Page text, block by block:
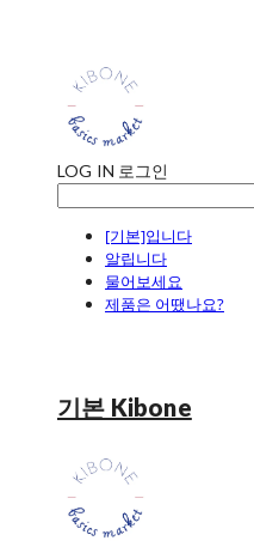
LOG IN 로그인
[기본]입니다
알립니다
물어보세요
제품은 어땠나요?
기본 Kibone